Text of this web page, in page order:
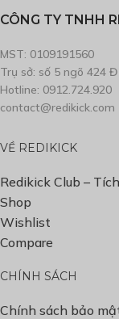
CÔNG TY TNHH
MST: 0109191560
Trụ sở: số 5 ngõ 424
Hotline: 0912.724.920
contact@redikick.com
VỀ REDIKICK
Redikick Club –
Shop
Wishlist
Compare
CHÍNH SÁCH
Chính sách bảo